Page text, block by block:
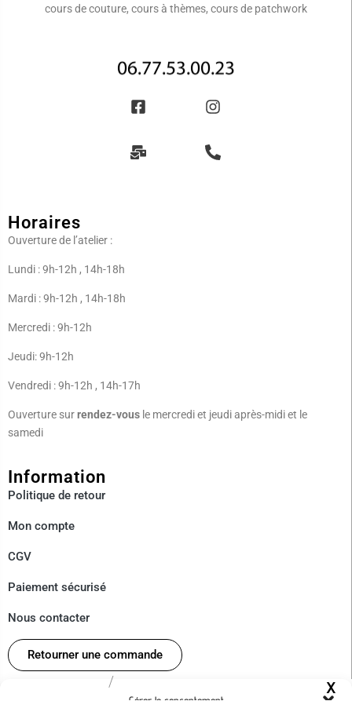
Gérer le consentement
cours de couture, cours à thèmes, cours de patchwork
Horaires
Ouverture de l’atelier :
Lundi : 9h-12h , 14h-18h
Mardi : 9h-12h , 14h-18h
Mercredi : 9h-12h
Jeudi: 9h-12h
Vendredi : 9h-12h , 14h-17h
Ouverture surrendez-vous le mercredi et jeudi après-midi et le
samedi
Information
Politique de retour
Mon compte
CGV
Paiement sécurisé
Nous contacter
Retourner une commande
/